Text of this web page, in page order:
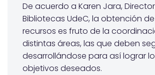
De acuerdo a Karen Jara,
Bibliotecas UdeC, la obtención
recursos es fruto de la
distintas áreas, las que deben
desarrollándose para así lograr
objetivos deseados.